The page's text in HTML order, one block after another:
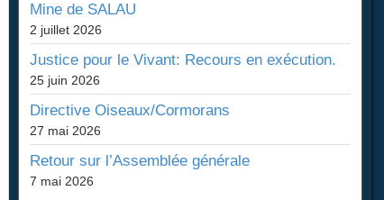
Mine de SALAU
2 juillet 2026
Justice pour le Vivant: Recours en exécution.
25 juin 2026
Directive Oiseaux/Cormorans
27 mai 2026
Retour sur l’Assemblée générale
7 mai 2026